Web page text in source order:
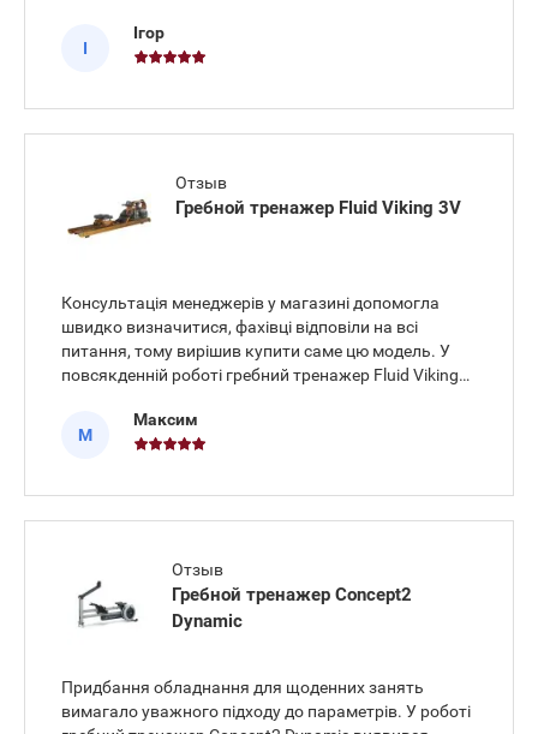
рівень прямо під час веслування. Усі поточні
показники занять відстежуються через
І
Ігор
Отзыв
Гребной тренажер Fluid Viking 3V
Консультація менеджерів у магазині допомогла
швидко визначитися, фахівці відповіли на всі
питання, тому вирішив купити саме цю модель. У
повсякденній роботі гребний тренажер Fluid Viking
природне відчуття веслування, хід сидіння плавний
та безшумний. К
М
Максим
Отзыв
Гребной тренажер Concept2
Dynamic
Придбання обладнання для щоденних занять
вимагало уважного підходу до параметрів. У роботі